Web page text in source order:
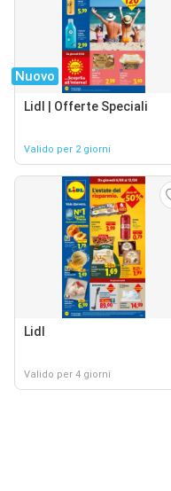
Nuovo
Lidl | Offerte Speciali
Valido per 2 giorni
Lidl
Valido per 4 giorni